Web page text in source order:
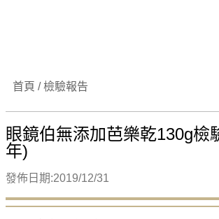
首頁 / 檢驗報告
眼鏡伯無添加芭樂乾130g檢
年)
發佈日期:2019/12/31